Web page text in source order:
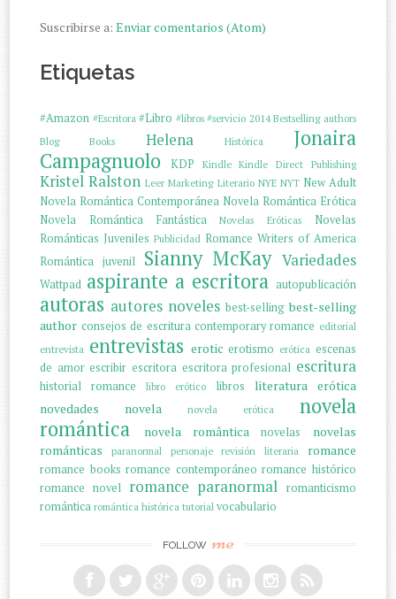
Suscribirse a:Enviar comentarios (Atom)
Etiquetas
#Amazon #Escritora #Libro #libros #servicio 2014 Bestselling authors
Blog
Books Helena Histórica
Jonaira
Campagnuolo
KDP Kindle Kindle Direct Publishing
Kristel Ralston Leer Marketing Literario NYE NYT New Adult
Novela Romántica Contemporánea Novela Romántica Erótica
Novela Romántica Fantástica
Novelas Eróticas
Novelas
Románticas Juveniles Publicidad Romance Writers of America
Romántica juvenil
Sianny McKay Variedades
Wattpad aspirante a escritora autopublicación
autoras autores noveles best-selling best-selling
author consejos de escritura contemporary romance editorial
entrevista entrevistas erotic erotismo erótica escenas
de amor escribir escritora escritora profesional escritura
historial romance libro erótico libros
literatura erótica
novedades
novela novela erótica
novela
romántica
novela romântica novelas
novelas
románticas
paranormal personaje revisión literaria romance
romance books romance contemporáneo romance histórico
romance novel romance paranormal romanticismo
romántica romántica histórica tutorial vocabulario
FOLLOW me